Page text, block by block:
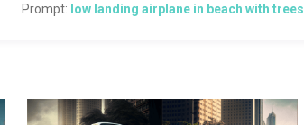
Prompt: low landing airplane in beach with trees